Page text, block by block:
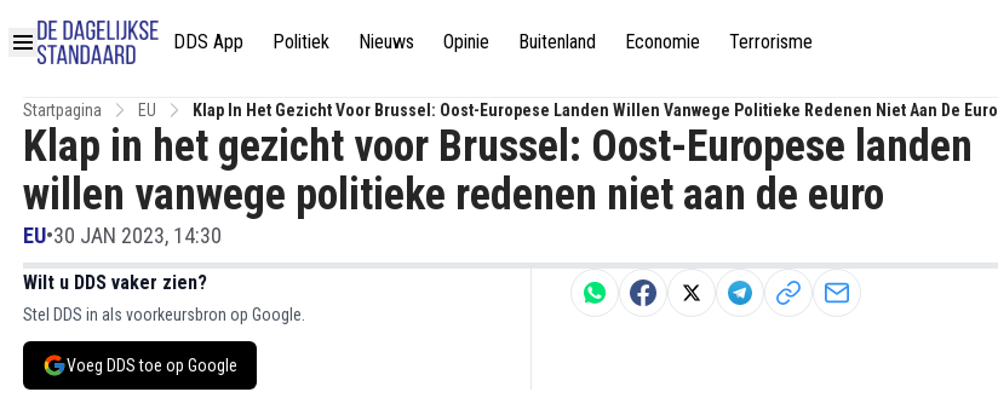
DDS App Politiek Nieuws Opinie Buitenland Economie Terrorisme
Startpagina EU Klap In Het Gezicht Voor Brussel: Oost-Europese Landen Willen Vanwege Politieke Redenen Niet Aan De Euro
Klap in het gezicht voor Brussel: Oost-Europese landen
willen vanwege politieke redenen niet aan de euro
EU•30 JAN 2023, 14:30
Wilt u DDS vaker zien?
Stel DDS in als voorkeursbron op Google.
Voeg DDS toe op Google